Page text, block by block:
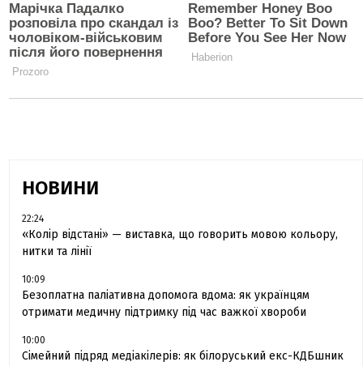
НОВИНИ
22:24
«Колір відстані» — виставка, що говорить мовою кольору,
нитки та лінії
10:09
Безоплатна паліативна допомога вдома: як українцям
отримати медичну підтримку під час важкої хвороби
10:00
Сімейний підряд медіакілерів: як білоруський екс-КДБшник